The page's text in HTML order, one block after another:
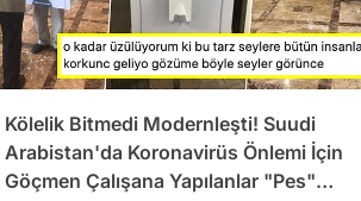
Kölelik Bitmedi Modernleşti! Suudi
Arabistan'da Koronavirüs Önlemi İçin
Göçmen Çalışana Yapılanlar "Pes"